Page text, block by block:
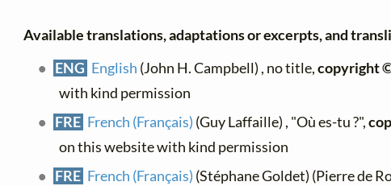
Available translations, adaptations or excerpts, and
ENG English (John H. Campbell) , no title,copyright
with kind permission
FRE French (Français) (Guy Laffaille) , "Où es-tu ?",
on this website with kind permission
FRE French (Français) (Stéphane Goldet) (Pierre de